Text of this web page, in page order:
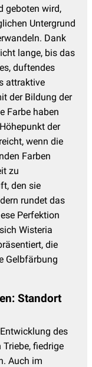
geboten wird,
Untergrund
Dank
lange, bis das
duftendes
attraktive
der Bildung der
Farbe haben
der
wenn die
Farben
zu
den sie
rundet das
Perfektion
Wisteria
die
Gelbfärbung
Standort
des
fiedrige
Auch im